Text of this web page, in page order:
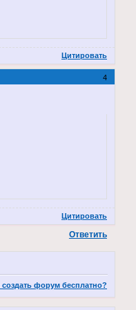
Цитировать
4
Цитировать
Ответить